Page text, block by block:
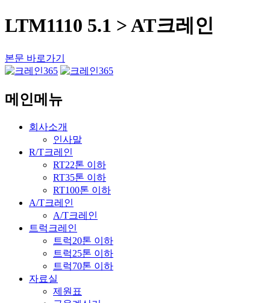
LTM1110 5.1 > AT크레인
본문 바로가기
메인메뉴
회사소개
인사말
R/T크레인
RT22톤 이하
RT35톤 이하
RT100톤 이하
A/T크레인
A/T크레인
트럭크레인
트럭20톤 이하
트럭25톤 이하
트럭70톤 이하
자료실
제원표